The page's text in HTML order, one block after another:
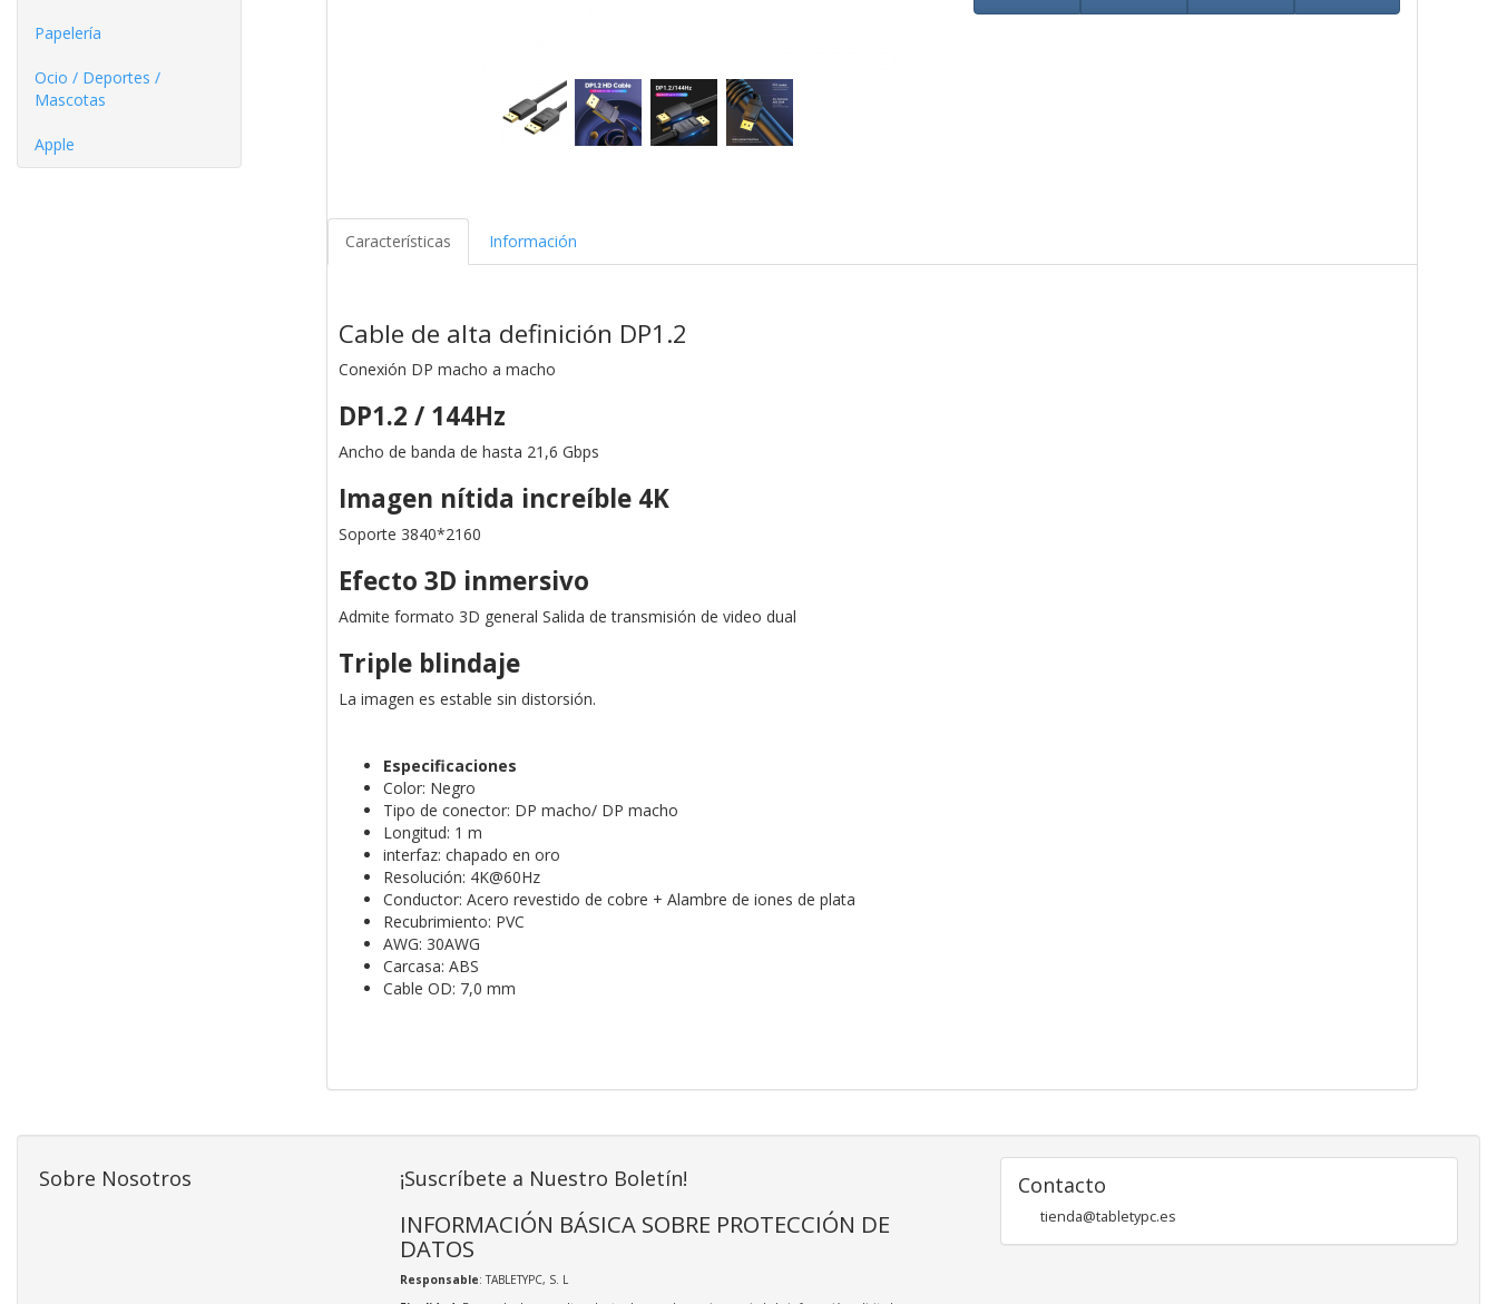
Papelería
Ocio / Deportes /
Mascotas
Apple
Características Información
Cable de alta definición DP1.2
Conexión DP macho a macho
DP1.2 / 144Hz
Ancho de banda de hasta 21,6 Gbps
Imagen nítida increíble 4K
Soporte 3840*2160
Efecto 3D inmersivo
Admite formato 3D general Salida de transmisión de video dual
Triple blindaje
La imagen es estable sin distorsión.
Especificaciones
Color: Negro
Tipo de conector: DP macho/ DP macho
Longitud: 1 m
interfaz: chapado en oro
Resolución: 4K@60Hz
Conductor: Acero revestido de cobre + Alambre de iones de plata
Recubrimiento: PVC
AWG: 30AWG
Carcasa: ABS
Cable OD: 7,0 mm
Sobre Nosotros ¡Suscríbete a Nuestro Boletín!
INFORMACIÓN BÁSICA SOBRE PROTECCIÓN DE
DATOS
Responsable: TABLETYPC, S. L
Contacto
tienda@tabletypc.es